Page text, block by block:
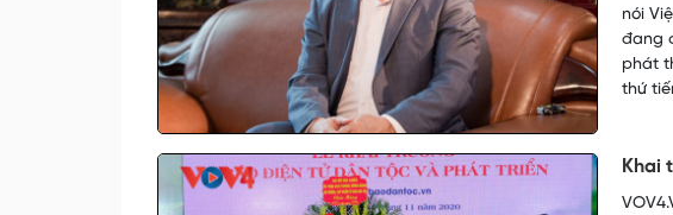
nói
đang
phát
thứ
Khai